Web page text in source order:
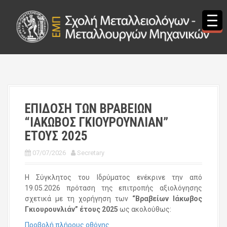
ΕΠΙΔΟΣΗ ΤΩΝ ΒΡΑΒΕΙΩΝ
“ΙΑΚΩΒΟΣ ΓΚΙΟΥΡΟΥΝΛΙΑΝ”
ΕΤΟΥΣ 2025
07/07/2026 Secretary
Η Σύγκλητος του Ιδρύματος ενέκρινε την από
19.05.2026 πρόταση της επιτροπής αξιολόγησης
σχετικά με τη χορήγηση των “Βραβείων Ιάκωβος
Γκιουρουνλιάν” έτους 2025 ως ακολούθως:
Προβολή πλήρους οθόνης